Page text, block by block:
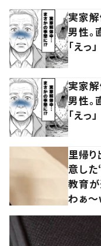
実家
男性
「えっ」
実家
男性
「えっ」
里帰
意し
教育が
わぁ～